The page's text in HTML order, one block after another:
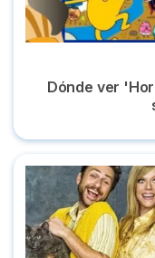
Dónde ver
Dónde ver la serie